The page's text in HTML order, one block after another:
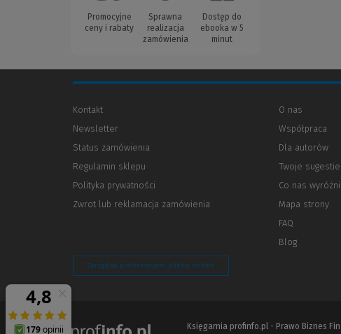
Promocyjne
ceny i rabaty
Sprawna
realizacja
zamówienia
Dostęp do
ebooka w 5
minut
Kontakt
Newsletter
Status zamówienia
Regulamin sklepu
Polityka prywatności
innej
Zwrot lub reklamacja zamówienia
O nas
Współpraca
Dla autorów
Twoje sugestie
Co nas
Mapa strony
FAQ
Blog
Zarządzaj preferencjami plików cookie
Księgarnia profinfo.pl - Prawo Biznes